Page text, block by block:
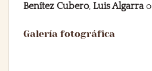
Benítez Cubero, Luis Algarrao
Galería fotográfica